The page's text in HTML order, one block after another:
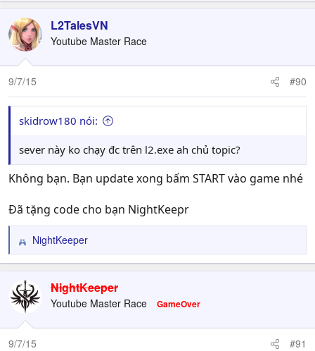
L2TalesVN
Youtube Master Race
9/7/15 #90
skidrow180 nói:
sever này ko chạy đc trên l2.exe ah chủ topic?
Không bạn. Bạn update xong bấm START vào game nhé
Đã tặng code cho bạn NightKeepr
R
e
c
t
o
n
NightKeeper
NightKeeper
Youtube Master Race GameOver
9/7/15 #91